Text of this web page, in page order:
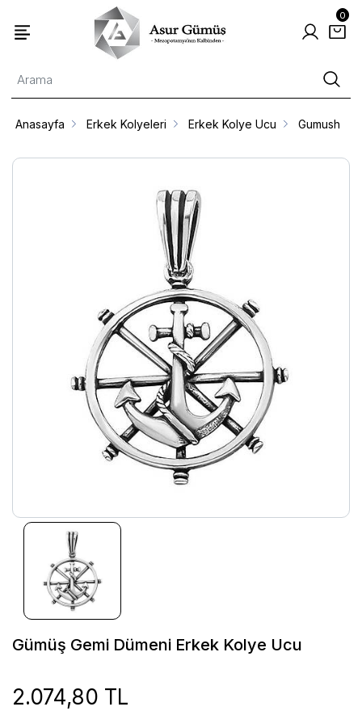
0
Anasayfa Erkek Kolyeleri Erkek Kolye Ucu Gumush
Gümüş Gemi Dümeni Erkek Kolye Ucu
2.074,80 TL